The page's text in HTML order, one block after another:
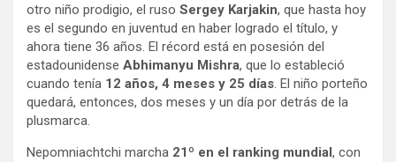
otro niño prodigio, el ruso Sergey Karjakin, que hasta hoy
es el segundo en juventud en haber logrado el título, y
ahora tiene 36 años. El récord está en posesión del
estadounidense Abhimanyu Mishra, que lo estableció
cuando tenía 12 años, 4 meses y 25 días . El niño porteño
quedará, entonces, dos meses y un día por detrás de la
plusmarca.
Nepomniachtchi marcha 21º en el ranking mundial, con